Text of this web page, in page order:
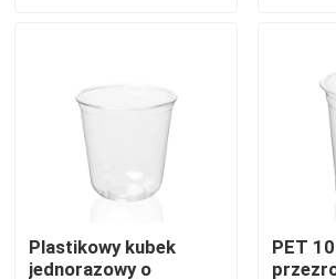
Torby papierowe Kraft
Plastikowa torba jednorazowa
Plastikowe pudełko do pakowania
Plastikowy kubek
jednorazowy o
PET